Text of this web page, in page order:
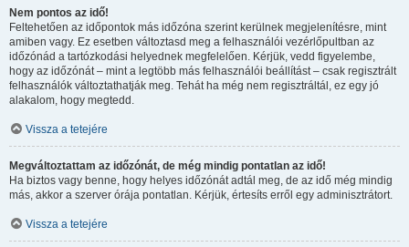
Nem pontos az idő!
Feltehetően az időpontok más időzóna szerint kerülnek megjelenítésre, mint
amiben vagy. Ez esetben változtasd meg a felhasználói vezérlőpultban az
időzónád a tartózkodási helyednek megfelelően. Kérjük, vedd figyelembe,
hogy az időzónát – mint a legtöbb más felhasználói beállítást – csak regisztrált
felhasználók változtathatják meg. Tehát ha még nem regisztráltál, ez egy jó
alakalom, hogy megtedd.
Vissza a tetejére
Megváltoztattam az időzónát, de még mindig pontatlan az idő!
Ha biztos vagy benne, hogy helyes időzónát adtál meg, de az idő még mindig
más, akkor a szerver órája pontatlan. Kérjük, értesíts erről egy adminisztrátort.
Vissza a tetejére